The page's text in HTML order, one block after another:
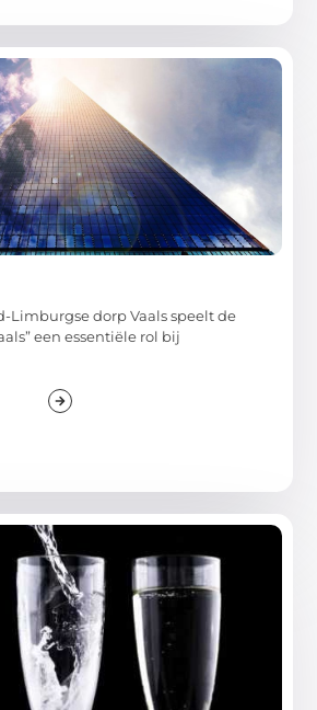
Limburgse dorp Vaals speelt de
een essentiële rol bij